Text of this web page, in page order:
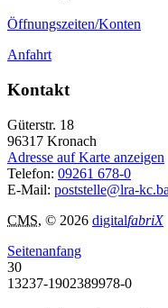
Öffnungszeiten/Konten
Anfahrt
Kontakt
Güterstr. 18
96317 Kronach
Adresse auf Karte anzeigen
Telefon: 09261 678-0
E-Mail: poststelle@lra-
CMS, © 2026 digitalfabriX
Seitenanfang
30
13237-1902389978-0